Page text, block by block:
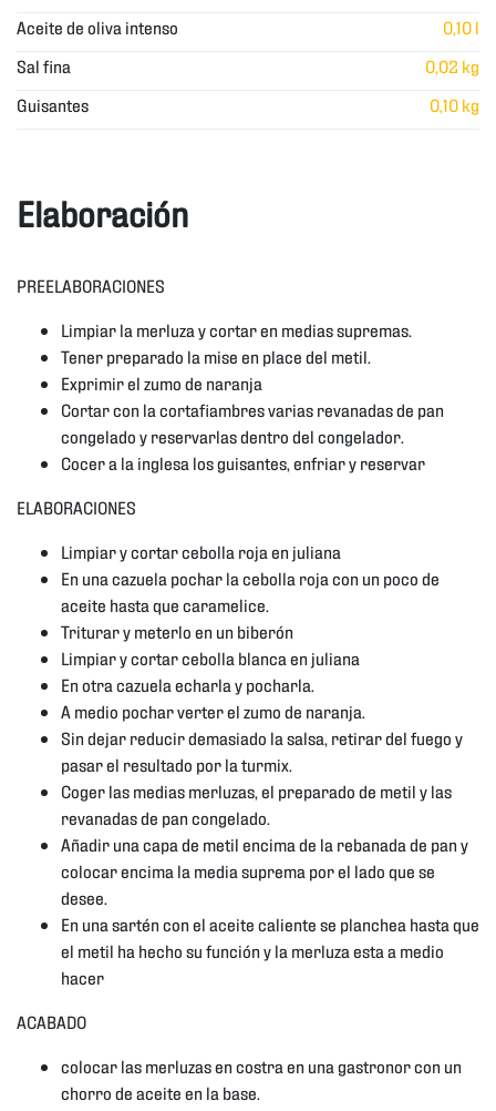
Aceite de oliva intenso
0,10 l
Sal fina
0,02 kg
Guisantes
0,10 kg
Elaboración
PREELABORACIONES
Limpiar la merluza y cortar en medias supremas.
Tener preparado la mise en place del metil.
Exprimir el zumo de naranja
Cortar con la cortafiambres varias revanadas de pan
congelado y reservarlas dentro del congelador.
Cocer a la inglesa los guisantes, enfriar y reservar
ELABORACIONES
Limpiar y cortar cebolla roja en juliana
En una cazuela pochar la cebolla roja con un poco de
aceite hasta que caramelice.
Triturar y meterlo en un biberón
Limpiar y cortar cebolla blanca en juliana
En otra cazuela echarla y pocharla.
A medio pochar verter el zumo de naranja.
Sin dejar reducir demasiado la salsa, retirar del fuego y
pasar el resultado por la turmix.
Coger las medias merluzas, el preparado de metil y las
revanadas de pan congelado.
Añadir una capa de metil encima de la rebanada de pan y
colocar encima la media suprema por el lado que se
desee.
En una sartén con el aceite caliente se planchea hasta que
el metil ha hecho su función y la merluza esta a medio
hacer
ACABADO
colocar las merluzas en costra en una gastronor con un
chorro de aceite en la base.